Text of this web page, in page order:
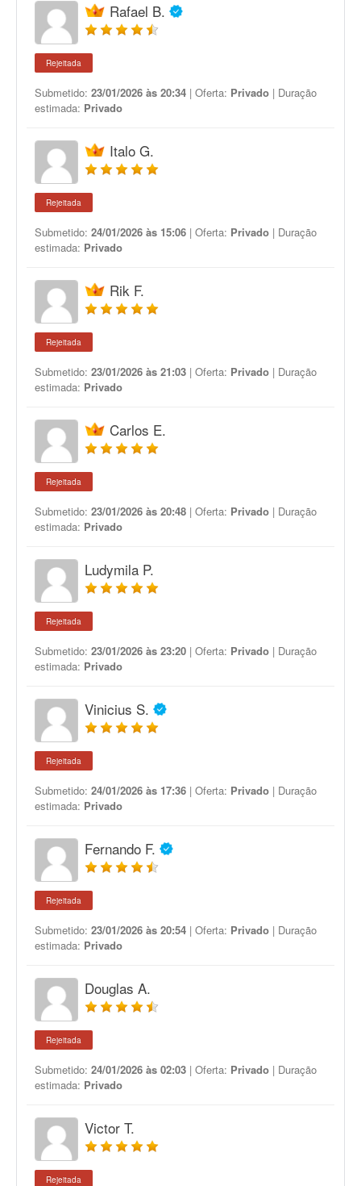
Rafael B.
Rejeitada
Submetido: 23/01/2026 às 20:34 | Oferta: Privado | Duração
estimada: Privado
Italo G.
Rejeitada
Submetido: 24/01/2026 às 15:06 | Oferta: Privado | Duração
estimada: Privado
Rik F.
Rejeitada
Submetido: 23/01/2026 às 21:03 | Oferta: Privado | Duração
estimada: Privado
Carlos E.
Rejeitada
Submetido: 23/01/2026 às 20:48 | Oferta: Privado | Duração
estimada: Privado
Ludymila P.
Rejeitada
Submetido: 23/01/2026 às 23:20 | Oferta: Privado | Duração
estimada: Privado
Vinicius S.
Rejeitada
Submetido: 24/01/2026 às 17:36 | Oferta: Privado | Duração
estimada: Privado
Fernando F.
Rejeitada
Submetido: 23/01/2026 às 20:54 | Oferta: Privado | Duração
estimada: Privado
Douglas A.
Rejeitada
Submetido: 24/01/2026 às 02:03 | Oferta: Privado | Duração
estimada: Privado
Victor T.
Rejeitada